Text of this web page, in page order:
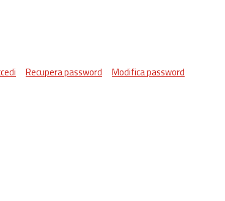
Recupera password Modifica password